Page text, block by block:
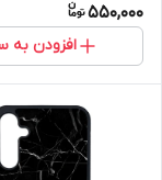
550,000
افزودن به